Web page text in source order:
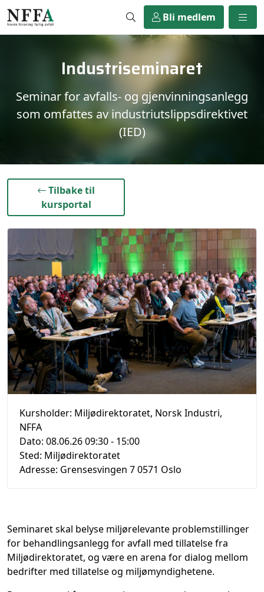
Bli medlem
Industriseminaret
Seminar for avfalls- og gjenvinningsanlegg
som omfattes av industriutslippsdirektivet
(IED)
Tilbake til
kursportal
Seminaret skal belyse miljørelevante problemstillinger
for behandlingsanlegg for avfall med tillatelse fra
Miljødirektoratet, og være en arena for dialog mellom
bedrifter med tillatelse og miljømyndighetene.
Kursholder: Miljødirektoratet, Norsk Industri,
NFFA
Dato: 08.06.26 09:30- 15:00
Sted: Miljødirektoratet
Adresse: Grensesvingen 7 0571 Oslo